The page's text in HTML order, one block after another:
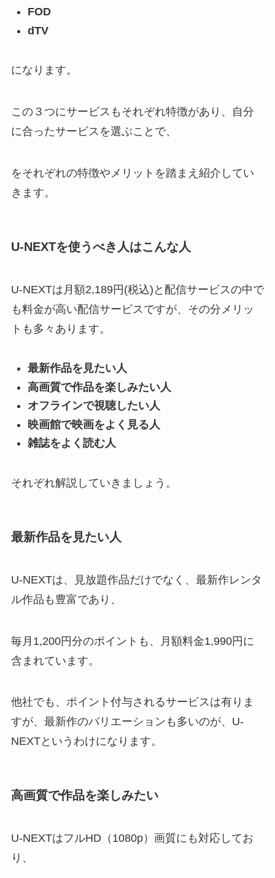
FOD
dTV
になります。
この３つにサービスもそれぞれ特徴があり、自分
に合ったサービスを選ぶことで、
をそれぞれの特徴やメリットを踏まえ紹介してい
きます。
U-NEXTを使うべき人はこんな人
U-NEXTは月額2,189円(税込)と配信サービスの中で
も料金が高い配信サービスですが、その分メリッ
トも多々あります。
最新作品を見たい人
高画質で作品を楽しみたい人
オフラインで視聴したい人
映画館で映画をよく見る人
雑誌をよく読む人
それぞれ解説していきましょう。
最新作品を見たい人
U-NEXTは、見放題作品だけでなく、最新作レンタ
ル作品も豊富であり、
毎月1,200円分のポイントも、月額料金1,990円に
含まれています。
他社でも、ポイント付与されるサービスは有りま
すが、最新作のバリエーションも多いのが、U-
NEXTというわけになります。
高画質で作品を楽しみたい
U-NEXTはフルHD（1080p）画質にも対応してお
り、